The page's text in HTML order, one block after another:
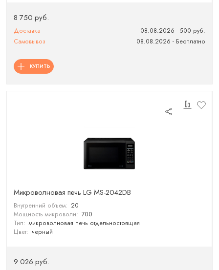
8 750 руб.
Доставка
08.08.2026 - 500 руб.
Самовывоз
08.08.2026 - Бесплатно
КУПИТЬ
Микроволновая печь LG MS-2042DB
Внутренний объем: 20
Мощность микроволн: 700
Тип: микроволновая печь отдельностоящая
Цвет: черный
9 026 руб.